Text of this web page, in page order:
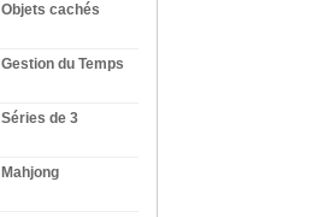
Objets cachés
Gestion du Temps
Séries de 3
Mahjong